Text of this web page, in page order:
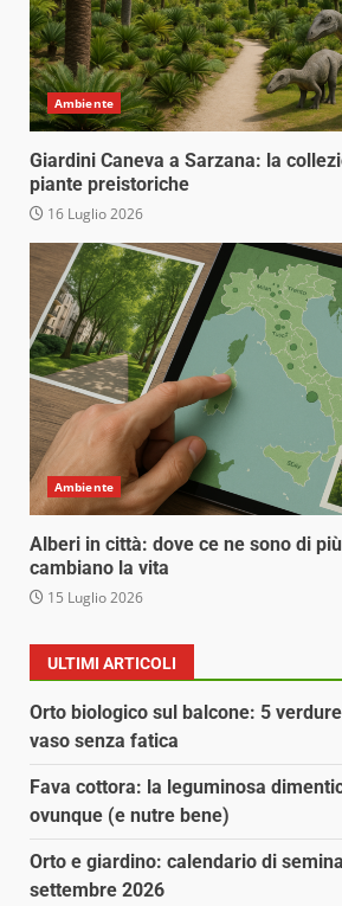
Ambiente
Giardini Caneva a Sarzana: la
piante preistoriche
16 Luglio 2026
Ambiente
Alberi in città: dove ce ne sono di
cambiano la vita
15 Luglio 2026
ULTIMI ARTICOLI
Orto biologico sul balcone: 5
vaso senza fatica
Fava cottora: la leguminosa
ovunque (e nutre bene)
Orto e giardino: calendario di
settembre 2026